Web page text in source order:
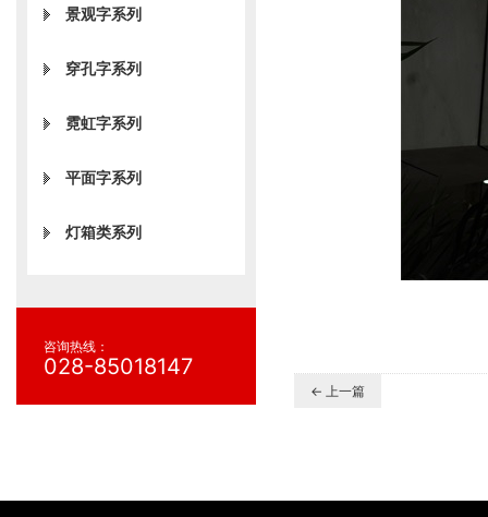
景观字系列
穿孔字系列
霓虹字系列
平面字系列
灯箱类系列
咨询热线：
028-85018147
← 上一篇